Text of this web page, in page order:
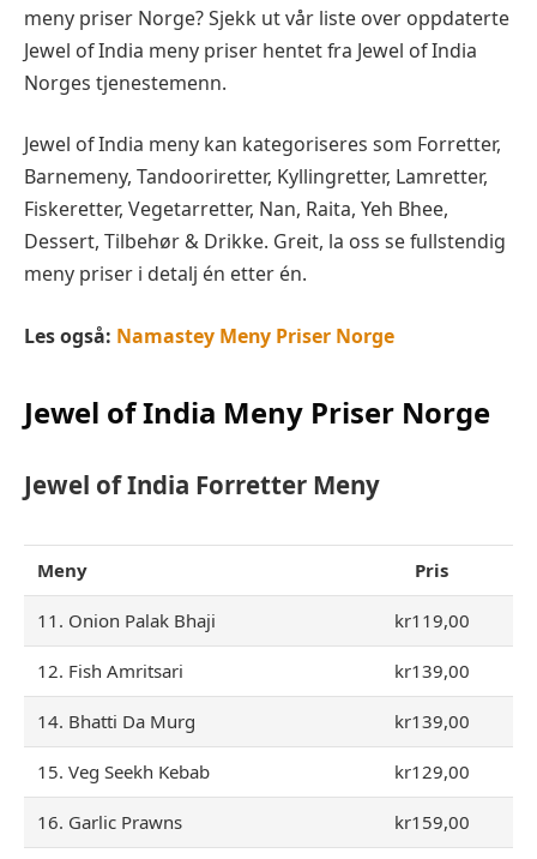
meny priser Norge? Sjekk ut vår liste over oppdaterte
Jewel of India meny priser hentet fra Jewel of India
Norges tjenestemenn.
Jewel of India meny kan kategoriseres som Forretter,
Barnemeny, Tandooriretter, Kyllingretter, Lamretter,
Fiskeretter, Vegetarretter, Nan, Raita, Yeh Bhee,
Dessert, Tilbehør & Drikke. Greit, la oss se fullstendig
meny priser i detalj én etter én.
Les også: Namastey Meny Priser Norge
Jewel of India Meny Priser Norge
Jewel of India Forretter Meny
Meny Pris
11. Onion Palak Bhaji kr119,00
12. Fish Amritsari kr139,00
14. Bhatti Da Murg kr139,00
15. Veg Seekh Kebab kr129,00
16. Garlic Prawns kr159,00